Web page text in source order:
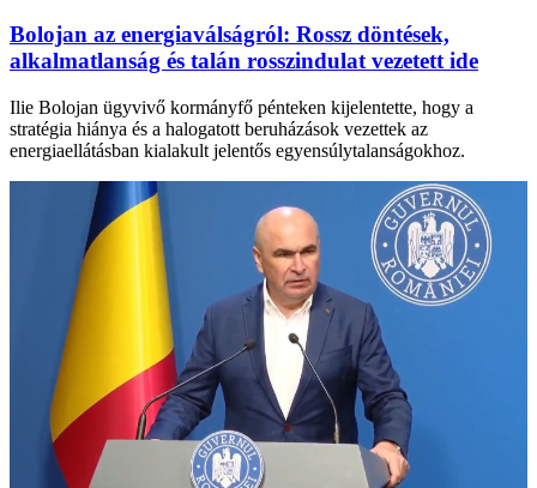
Bolojan az energiaválságról: Rossz döntések,
alkalmatlanság és talán rosszindulat vezetett ide
Ilie Bolojan ügyvivő kormányfő pénteken kijelentette, hogy a
stratégia hiánya és a halogatott beruházások vezettek az
energiaellátásban kialakult jelentős egyensúlytalanságokhoz.